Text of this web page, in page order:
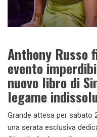
Anthony Russo
evento
nuovo libro di
legame
Grande attesa per sabato
una serata esclusiva